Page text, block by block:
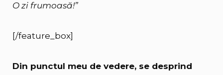
O zi frumoasă!”
[/feature_box]
Din punctul meu de vedere, se desprind